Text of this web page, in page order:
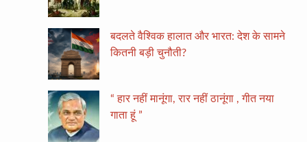
बदलते वैश्विक हालात और भारत: देश के सामने
कितनी बड़ी चुनौती?
“ हार नहीं मानूंगा, रार नहीं ठानूंगा , गीत नया
गाता हूं ”